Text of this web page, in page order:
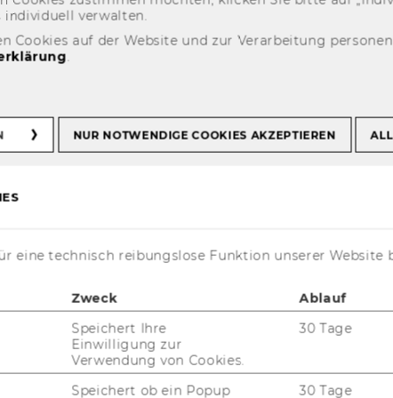
Talk mit
Robbins
der ein­fluss­reichs­ten Ge­schäfts­
Gast bei der Po­di­ums­dis­kus­si­on
in­di­vi­du­ell ver­wal­ten.
Cookies auf der Website und zur Verarbeitung
.
NUR NOTWENDIGE COOKIES AKZEPTIEREN
eine technisch reibungslose Funktion unserer Website
Zweck Ablauf
Speichert Ihre
Einwilligung zur
Verwendung von Cookies.
30 Tage
Speichert ob ein Popup
30 Tage